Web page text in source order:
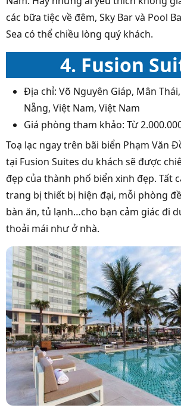
các bữa tiệc về đêm, Sky Bar và Pool
Sea có thể chiều lòng quý khách.
4. Fusion
Địa chỉ: Võ Nguyên Giáp, Mân
Nẵng, Việt Nam, Việt Nam
Giá phòng tham khảo: Từ
Toạ lạc ngay trên bãi biển Phạm Văn
tại Fusion Suites du khách sẽ được
đẹp của thành phố biển xinh đẹp. Tất
trang bị thiết bị hiện đại, mỗi phòng
bàn ăn, tủ lạnh…cho bạn cảm giác đi
thoải mái như ở nhà.